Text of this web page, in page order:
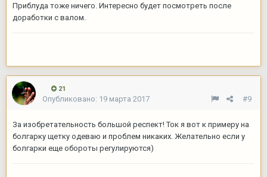
Приблуда тоже ничего. Интересно будет посмотреть после
доработки с валом.
21
#9
Опубликовано: 19 марта 2017
За изобретательность большой респект! Ток я вот к примеру на
болгарку щетку одеваю и проблем никаких. Желательно если у
болгарки еще обороты регулируются)